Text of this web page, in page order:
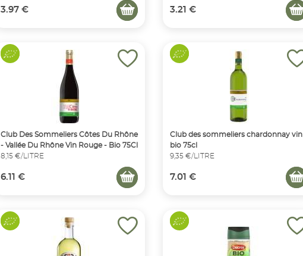
3.97 € 3.21 €
Club Des Sommeliers Côtes Du Rhône
- Vallée Du Rhône Vin Rouge - Bio 75Cl
8,15 €/LITRE
6.11 €
Club des sommeliers chardonnay vin
bio 75cl
9,35 €/LITRE
7.01 €